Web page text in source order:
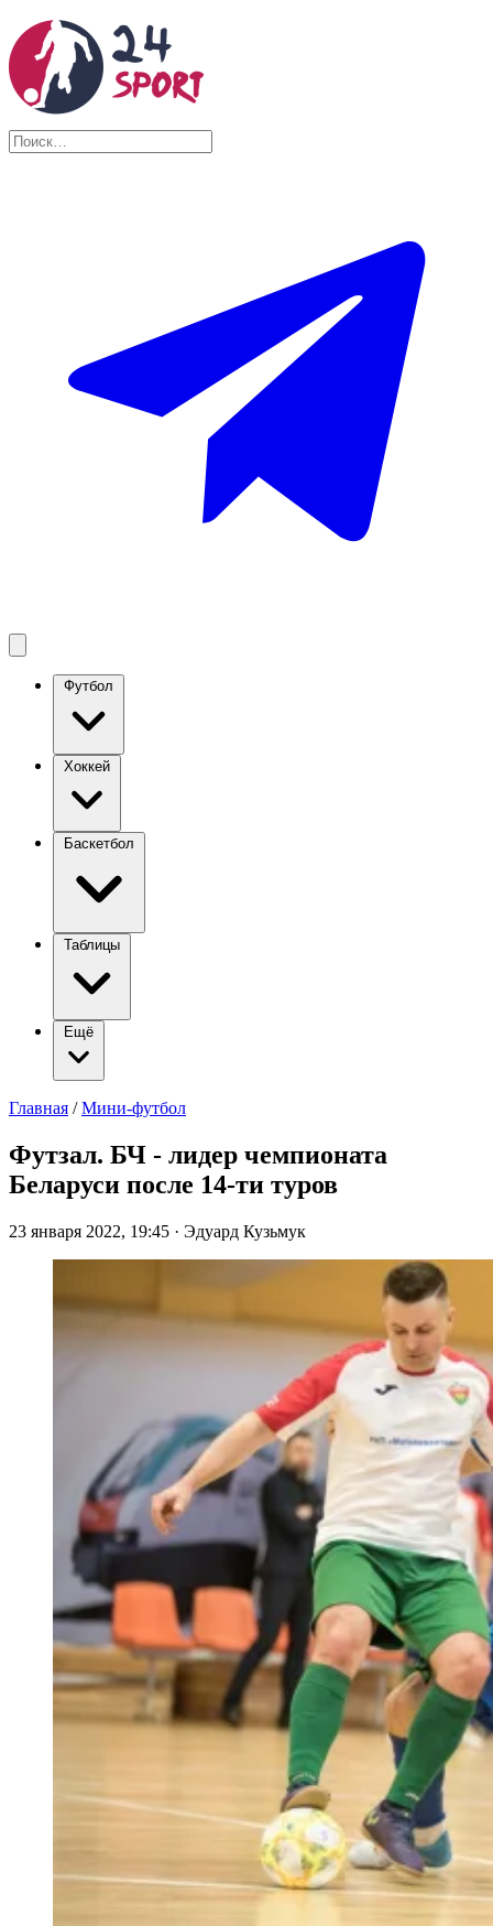
Футбол
Хоккей
Баскетбол
Таблицы
Ещё
Главная / Мини-футбол
Футзал. БЧ - лидер чемпионата
Беларуси после 14-ти туров
23 января 2022, 19:45 · Эдуард Кузьмук